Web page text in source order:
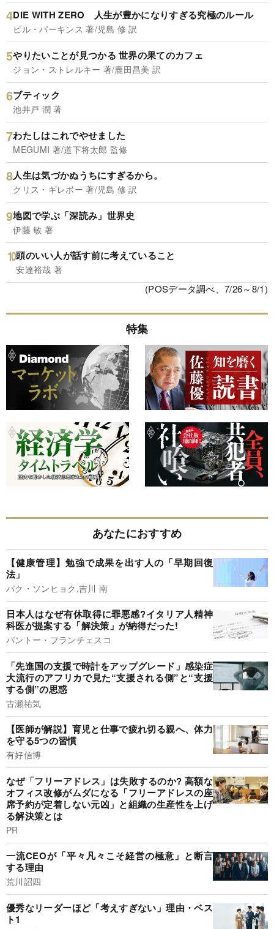
DIE WITH ZERO 人生が豊かになりすぎる究極のルール
ビル・パーキンス 著/児島 修 訳
やりたいことが見つかる 世界の果てのカフェ
ジョン・ストレルキー 著/鹿田昌美 訳
ブティック
池井戸 潤 著
わたしはこれでやせました
MEGUMI 著/道下将太郎 監修
人生は気づかぬうちにすぎるから。
クリス・ギレボー 著/児島 修 訳
地図で学ぶ「深読み」世界史
伊藤 敏 著
頭のいい人が話す前に考えていること
安達裕哉 著
(POSデータ調べ、7/26～8/1)
特集
あなたにおすすめ
【健康管理】勉強で成果を出す人の「早期回復
法」
パク・ソンヒョク,吉川 南
日本人はなぜ有休取得に罪悪感?イタリア人精神
科医が提案する「解決策」が納得だった!
パントー・フランチェスコ
「先進国の支援で時計をアップグレード」感染症
大流行のアフリカで見た“支援される側”と“支援
する側”の思惑
古瀬祐気
【医師が解説】育児と仕事で疲れ切る親へ、体力
を守る5つの習慣
有好信博
なぜ「フリーアドレス」は失敗するのか? 高額な
オフィス改修がムダになる「フリーアドレスの座
席予約が定着しない元凶」と組織の生産性を上げ
る解決策とは
PR
一流CEOが「平々凡々こそ経営の極意」と断言
する理由
荒川詔四
優秀なリーダーほど「考えすぎない」理由・ベス
ト1